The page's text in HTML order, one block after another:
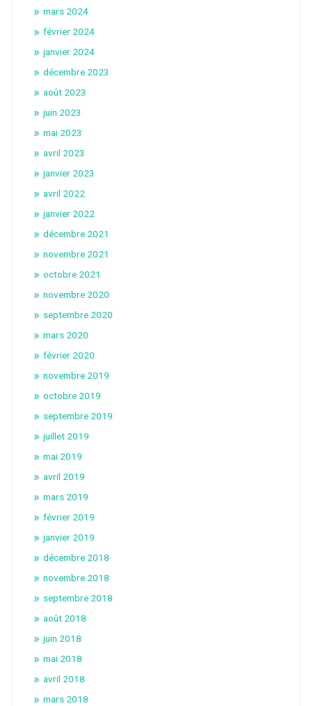
mars 2024
février 2024
janvier 2024
décembre 2023
août 2023
juin 2023
mai 2023
avril 2023
janvier 2023
avril 2022
janvier 2022
décembre 2021
novembre 2021
octobre 2021
novembre 2020
septembre 2020
mars 2020
février 2020
novembre 2019
octobre 2019
septembre 2019
juillet 2019
mai 2019
avril 2019
mars 2019
février 2019
janvier 2019
décembre 2018
novembre 2018
septembre 2018
août 2018
juin 2018
mai 2018
avril 2018
mars 2018